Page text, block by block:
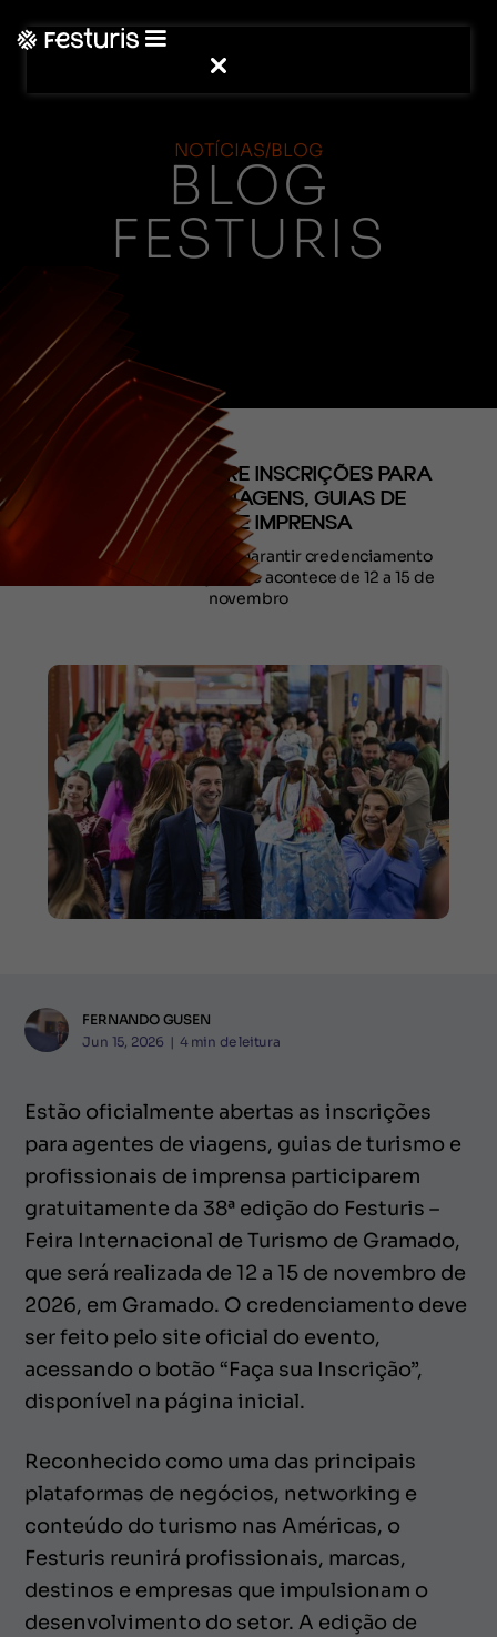
NOTÍCIAS/BLOG
BLOG
FESTURIS
(CONTEÚDO)
38º FESTURIS ABRE INSCRIÇÕES PARA
AGENTES DE VIAGENS, GUIAS DE
TURISMO E IMPRENSA
Profissionais já podem garantir credenciamento
gratuito para a edição que acontece de 12 a 15 de
novembro
FERNANDO GUSEN
Jun 15, 2026 | 4 min de leitura
Estão oficialmente abertas as inscrições
para agentes de viagens, guias de turismo e
profissionais de imprensa participarem
gratuitamente da 38ª edição do Festuris –
Feira Internacional de Turismo de Gramado,
que será realizada de 12 a 15 de novembro de
2026, em Gramado. O credenciamento deve
ser feito pelo site oficial do evento,
acessando o botão “Faça sua Inscrição”,
disponível na página inicial.
Reconhecido como uma das principais
plataformas de negócios, networking e
conteúdo do turismo nas Américas, o
Festuris reunirá profissionais, marcas,
destinos e empresas que impulsionam o
desenvolvimento do setor. A edição de